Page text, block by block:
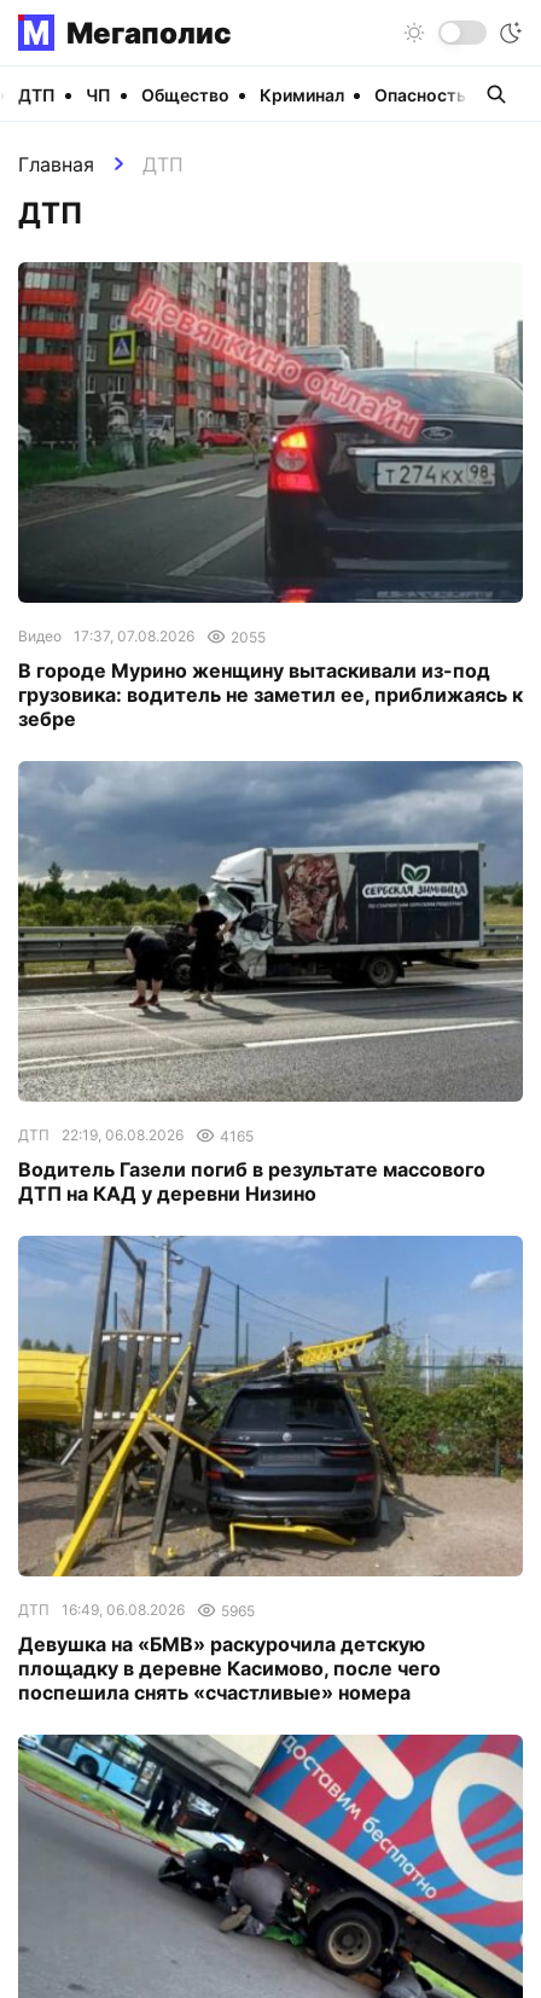
Мегаполис
ДТП ЧП Общество Криминал Опасность
Главная ДТП
ДТП
Видео 17:37, 07.08.2026 2055
В городе Мурино женщину вытаскивали из-под
грузовика: водитель не заметил ее, приближаясь к
зебре
ДТП 22:19, 06.08.2026 4165
Водитель Газели погиб в результате массового
ДТП на КАД у деревни Низино
ДТП 16:49, 06.08.2026 5965
Девушка на «БМВ» раскурочила детскую
площадку в деревне Касимово, после чего
поспешила снять «счастливые» номера